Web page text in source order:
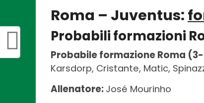
Roma – Juventus:
Probabili formazioni
Probabile formazione Roma
Karsdorp, Cristante, Matic,
Allenatore: José Mourinho